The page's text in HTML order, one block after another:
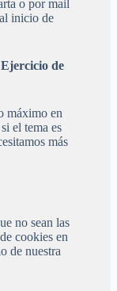
o por mail
inicio de
de
en
el tema es
más
no sean las
cookies en
de nuestra